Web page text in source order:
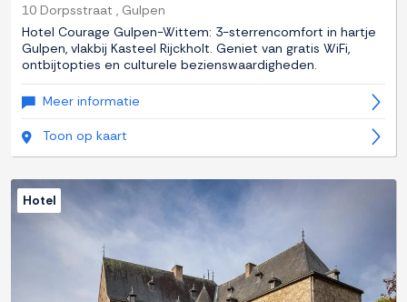
10 Dorpsstraat , Gulpen
Hotel Courage Gulpen-Wittem: 3-sterrencomfort in hartje
Gulpen, vlakbij Kasteel Rijckholt. Geniet van gratis WiFi,
ontbijtopties en culturele bezienswaardigheden.
Meer informatie
Toon op kaart
Hotel